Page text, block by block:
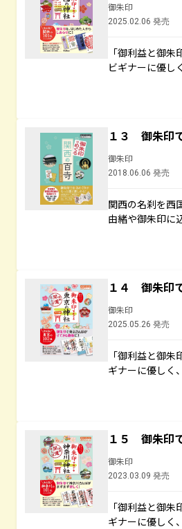
御朱印
2025.02.06 発売
「御利益と御
ビギナーに優し
１３ 御朱印
御朱印
2018.06.06 発売
関西の名刹を西
由緒や御朱印に
１４ 御朱印
御朱印
2025.05.26 発売
「御利益と御
ギナーに優しく
１５ 御朱印
御朱印
2023.03.09 発売
「御利益と御
ギナーに優しく